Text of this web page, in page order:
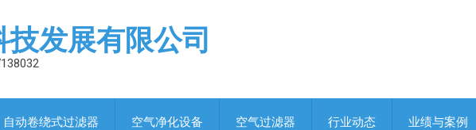
发展有限公司
自动卷绕式过滤器 空气净化设备 空气过滤器 行业动态 业绩与案例